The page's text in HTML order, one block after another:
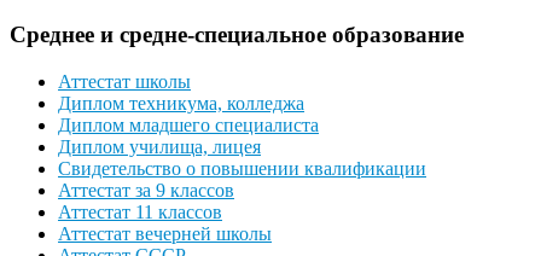
Среднее и средне-специальное образование
Аттестат школы
Диплом техникума, колледжа
Диплом младшего специалиста
Диплом училища, лицея
Свидетельство о повышении квалификации
Аттестат за 9 классов
Аттестат 11 классов
Аттестат вечерней школы